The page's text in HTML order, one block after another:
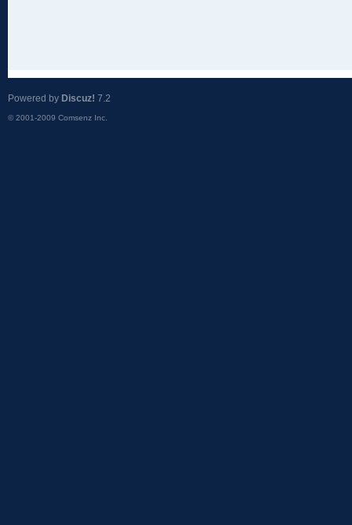
Powered by Discuz! 7.2
© 2001-2009 Comsenz Inc.